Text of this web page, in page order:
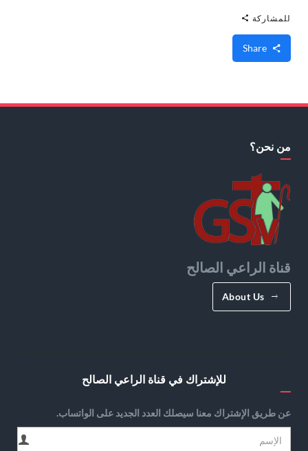
للمشاركة
من نحن؟
قناة الراعي الصالح
About Us
للإشتراك في قناة الراعي الصالح
عن طريق الإشتراك معنا سيصلك العدد الجديد على الواتساب.